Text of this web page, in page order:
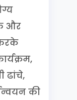
और
ढांचे,
की